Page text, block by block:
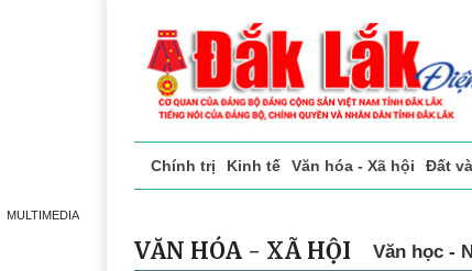
MULTIMEDIA
Chính trị Kinh tế Văn hóa - Xã hội Đất
VĂN HÓA - XÃ HỘI Văn học -